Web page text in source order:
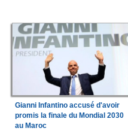
Gianni Infantino accusé d'avoir
promis la finale du Mondial 2030
au Maroc